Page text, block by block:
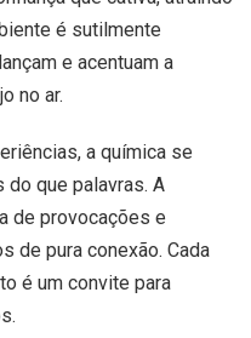
é sutilmente
e acentuam a
no ar.
a química se
do que palavras. A
de provocações e
de pura conexão. Cada
é um convite para